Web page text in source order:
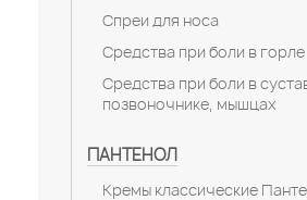
Спреи для носа
Средства при боли в горле
Средства при боли в
позвоночнике, мышцах
ПАНТЕНОЛ
Кремы классические